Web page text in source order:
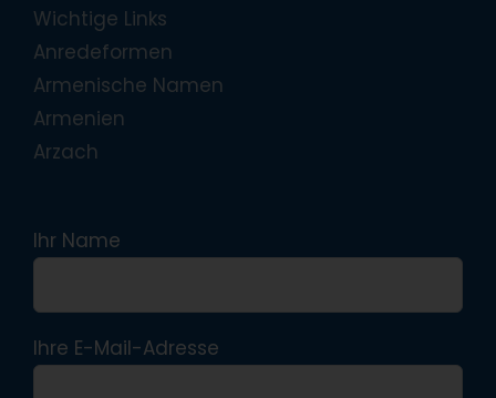
Wichtige Links
Anredeformen
Armenische Namen
Armenien
Arzach
Ihr Name
Ihre E-Mail-Adresse